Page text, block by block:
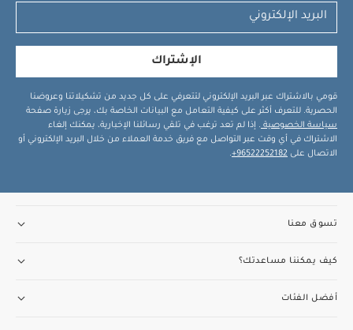
الإشتراك
قومي بالاشتراك عبر البريد الإلكتروني لتتعرفي على كل جديد من تشكيلاتنا وعروضنا
الحصرية. للتعرف أكثر على كيفية التعامل مع البيانات الخاصة بك، يرجى زيارة صفحة
سياسة الخصوصية . إذا لم تعد ترغب في تلقي رسائلنا الإخبارية، يمكنك إلغاء
الاشتراك في أي وقت عبر التواصل مع فريق خدمة العملاء من خلال البريد الإلكتروني أو
الاتصال على 96522252182+
.
تسوق معنا
كيف يمكننا مساعدتك؟
أفضل الفئات